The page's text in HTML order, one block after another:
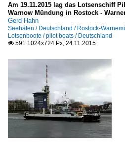
Am 19.11.2015 lag das Lotsenschiff
Warnow Mündung in Rostock -
Gerd Hahn
Seehäfen / Deutschland / Rostock-
Lotsenboote / pilot boats / Deutschland
 591 1024x724 Px, 24.11.2015